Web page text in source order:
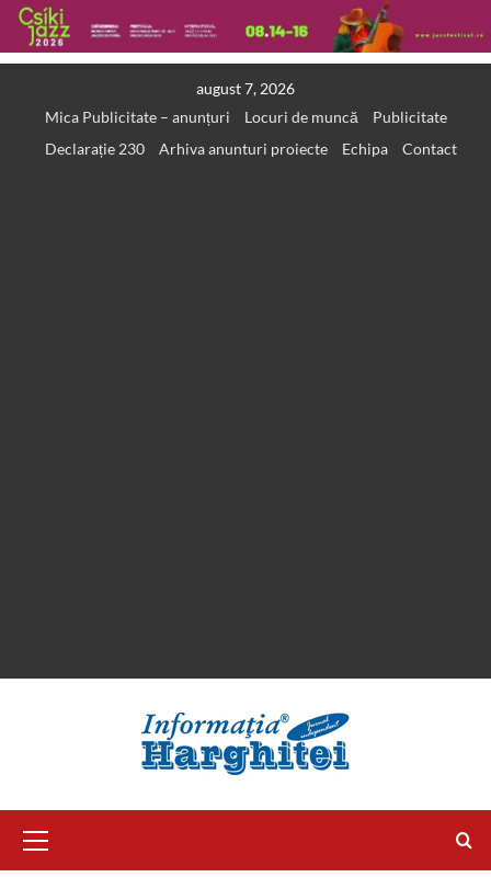
august 7, 2026
Mica Publicitate – anunțuri
Locuri de muncă
Publicitate
Declarație 230
Arhiva anunturi proiecte Echipa Contact
Menu